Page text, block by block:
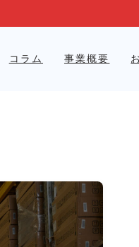
コラム 事業概要